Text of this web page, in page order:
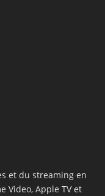
et du streaming en
Video, Apple TV et